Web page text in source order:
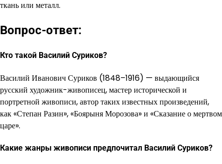
ткань или металл.
Вопрос-ответ:
Кто такой Василий Суриков?
Василий Иванович Суриков (1848–1916) — выдающийся
русский художник-живописец, мастер исторической и
портретной живописи, автор таких известных произведений,
как «Степан Разин», «Боярыня Морозова» и «Сказание о мертвом
царе».
Какие жанры живописи предпочитал Василий Суриков?